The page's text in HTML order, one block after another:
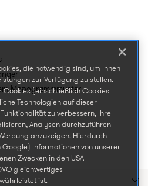
Monogrammmuster
die notwendig sind, um Ihnen
zur Verfügung zu stellen.
(einschließlich Cookies
Technologien auf dieser
zu verbessern, Ihre
Analysen durchzuführen
anzuzeigen. Hierdurch
Google) Informationen von unserer
Zwecken in den USA
gleichwertiges
ist.